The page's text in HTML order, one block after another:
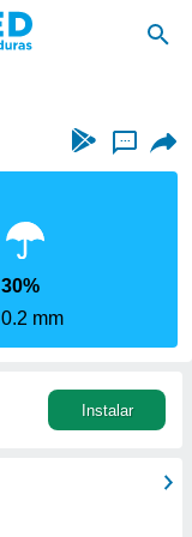
...
30%
0.2 mm
Instalar